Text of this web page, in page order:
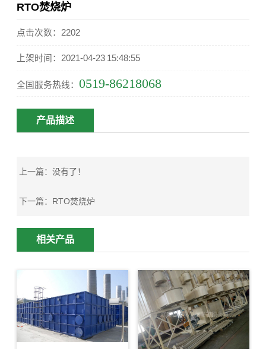
RTO焚烧炉
点击次数：2202
上架时间：2021-04-23 15:48:55
全国服务热线：0519-86218068
产品描述
上一篇：没有了！
下一篇： RTO焚烧炉
相关产品